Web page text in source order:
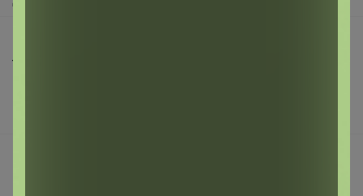
Торговые марки